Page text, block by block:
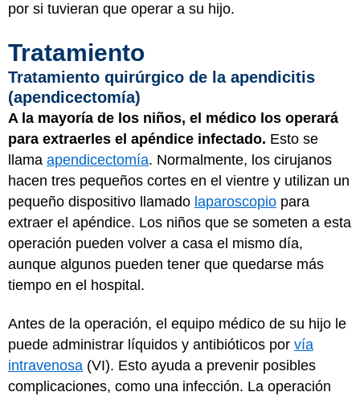
por si tuvieran que operar a su hijo.
Tratamiento
Tratamiento quirúrgico de la apendicitis
(apendicectomía)
A la mayoría de los niños, el médico los operará
para extraerles el apéndice infectado. Esto se
llama apendicectomía. Normalmente, los cirujanos
hacen tres pequeños cortes en el vientre y utilizan un
pequeño dispositivo llamado laparoscopio para
extraer el apéndice. Los niños que se someten a esta
operación pueden volver a casa el mismo día,
aunque algunos pueden tener que quedarse más
tiempo en el hospital.
Antes de la operación, el equipo médico de su hijo le
puede administrar líquidos y antibióticos por vía
intravenosa (VI). Esto ayuda a prevenir posibles
complicaciones, como una infección. La operación